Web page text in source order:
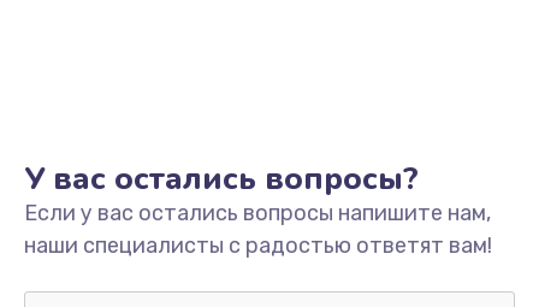
У вас остались вопросы?
Если у вас остались вопросы напишите нам,
наши специалисты с радостью ответят вам!